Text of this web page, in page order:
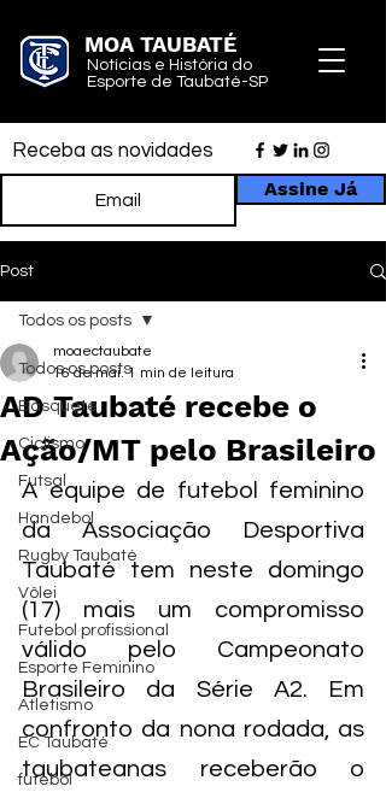
MOA TAUBATÉ
Notícias e História do
Esporte de Taubaté-SP
Receba as novidades
Assine Já
Post
Todos os posts
Basquete
Ciclismo
Futsal
Handebol
Rugby Taubaté
Vôlei
Futebol profissional
Esporte Feminino
Atletismo
EC Taubaté
futebol
Todos os posts
AD Taubaté recebe o
Ação/MT pelo Brasileiro
moaectaubate
16 de mai. 1 min de leitura
A equipe de futebol feminino
da Associação Desportiva
Taubaté tem neste domingo
(17) mais um compromisso
válido pelo Campeonato
Brasileiro da Série A2. Em
confronto da nona rodada, as
taubateanas receberão o